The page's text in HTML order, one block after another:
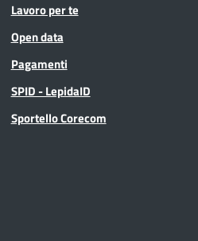
Lavoro per te
Open data
Pagamenti
SPID - LepidaID
Sportello Corecom